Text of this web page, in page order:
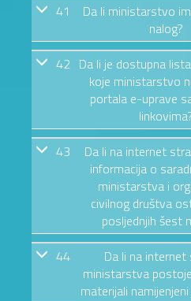
41
Da li ministarstvo
nalog?
42 Da li je dostupna
koje ministarstvo
portala e-uprave
43
Da li na internet
informacija o
ministarstva i
civilnog društva
posljednjih šest
44
Da li na internet
ministarstva
materijali